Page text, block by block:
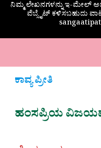
ನಿಮ್ಮ ಲೇಖನಗಳನ್ನು ಇ-ಮೇಲ್
ವೆಬ್ಸೈಟ್ ಕಳಿಸಬಹುದು
ಕಾವ್ಯ ಪ್ರೀತಿ
ಹಂಸಪ್ರಿಯ